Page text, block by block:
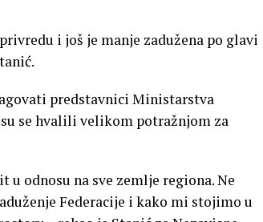
i još je manje zadužena po glavi
predstavnici Ministarstva
se hvalili velikom potražnjom za
odnosu na sve zemlje regiona. Ne
Federacije i kako mi stojimo u